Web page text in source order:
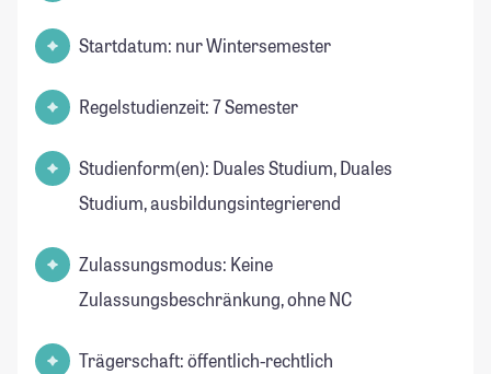
Startdatum: nur Wintersemester
Regelstudienzeit: 7 Semester
Studienform(en): Duales Studium, Duales
Studium, ausbildungsintegrierend
Zulassungsmodus: Keine
Zulassungsbeschränkung, ohne NC
Trägerschaft: öffentlich-rechtlich